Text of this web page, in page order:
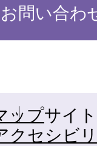
お問い合わ
ップサイ
クセシビ